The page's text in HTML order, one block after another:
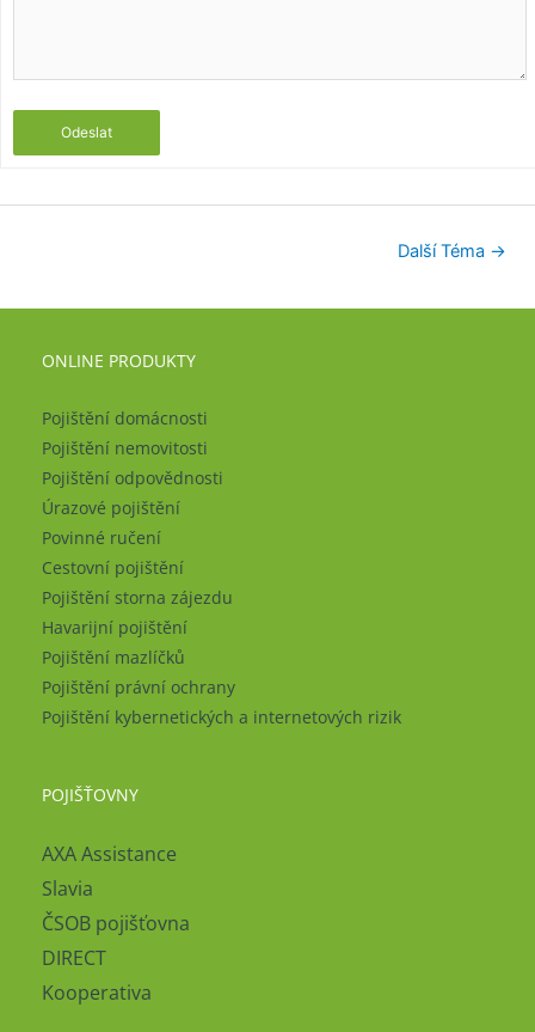
Odeslat
Další Téma →
ONLINE PRODUKTY
Pojištění domácnosti
Pojištění nemovitosti
Pojištění odpovědnosti
Úrazové pojištění
Povinné ručení
Cestovní pojištění
Pojištění storna zájezdu
Havarijní pojištění
Pojištění mazlíčků
Pojištění právní ochrany
Pojištění kybernetických a internetových rizik
POJIŠŤOVNY
AXA Assistance
Slavia
ČSOB pojišťovna
DIRECT
Kooperativa